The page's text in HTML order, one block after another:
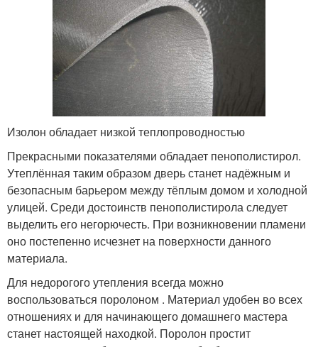
Изолон обладает низкой теплопроводностью
Прекрасными показателями обладает пенополистирол.
Утеплённая таким образом дверь станет надёжным и
безопасным барьером между тёплым домом и холодной
улицей. Среди достоинств пенополистирола следует
выделить его негорючесть. При возникновении пламени
оно постепенно исчезнет на поверхности данного
материала.
Для недорогого утепления всегда можно
воспользоваться поролоном . Материал удобен во всех
отношениях и для начинающего домашнего мастера
станет настоящей находкой. Поролон простит